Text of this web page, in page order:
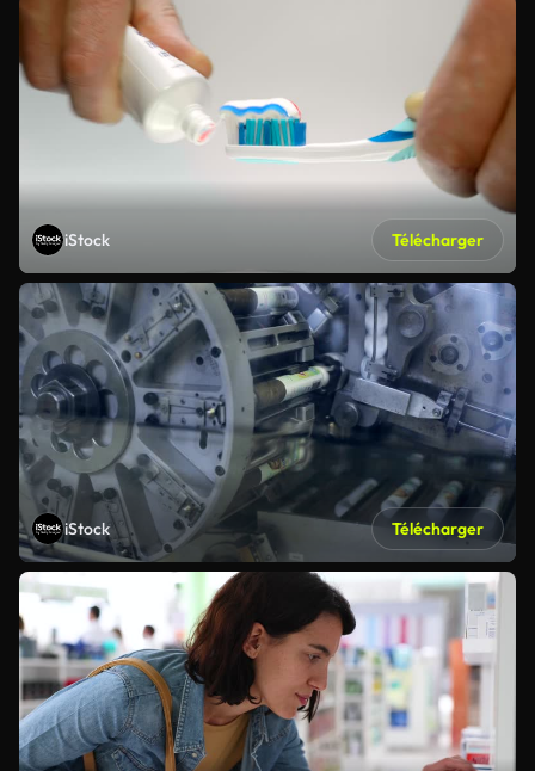
iStock Télécharger
iStock Télécharger